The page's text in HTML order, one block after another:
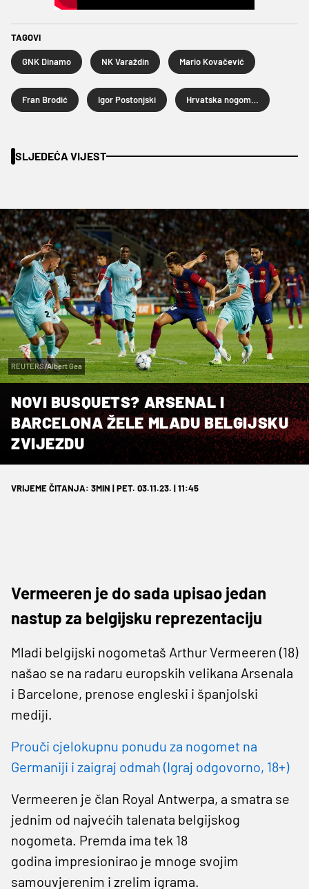
TAGOVI
GNK Dinamo NK Varaždin Mario Kovačević
Fran Brodić Igor Postonjski
SLJEDEĆA VIJEST
REUTERS/Albert Gea
NOVI BUSQUETS? ARSENAL I
BARCELONA ŽELE MLADU BELGIJSKU
ZVIJEZDU
VRIJEME ČITANJA: 3MIN | PET. 03.11.23. | 11:45
Vermeeren je do sada upisao jedan
nastup za belgijsku reprezentaciju
Mladi belgijski nogometaš Arthur Vermeeren (18)
našao se na radaru europskih velikana Arsenala
i Barcelone, prenose engleski i španjolski
mediji.
Prouči cjelokupnu ponudu za nogomet na
Germaniji i zaigraj odmah (Igraj odgovorno, 18+)
Vermeeren je član Royal Antwerpa, a smatra se
jednim od najvećih talenata belgijskog
nogometa. Premda ima tek 18
godina impresionirao je mnoge svojim
samouvjerenim i zrelim igrama.